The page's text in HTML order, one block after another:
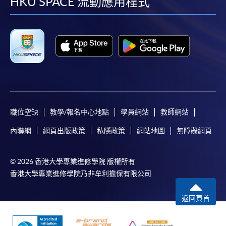
facebook
youtube
linkedin
職位空缺 教學/報名中心地點 學員網站 教師網站
內聯網 網頁出版政策 私隱政策 網站地圖 無障礙網頁
© 2026 香港大學專業進修學院 版權所有
香港大學專業進修學院乃非牟利擔保有限公司
返回頁首